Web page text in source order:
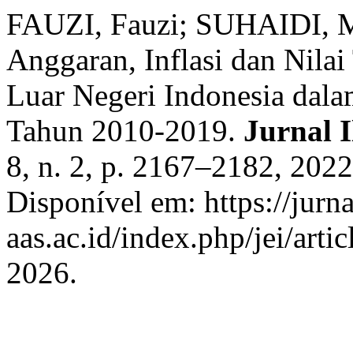
FAUZI, Fauzi; SUHAIDI,
Anggaran, Inflasi dan Nilai
Luar Negeri Indonesia
Tahun 2010-2019. Jurnal
8, n. 2, p. 2167–2182,
Disponível em: https://
aas.ac.id/index.php/jei/
2026.